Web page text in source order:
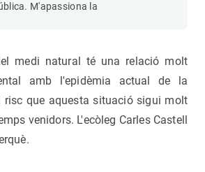
M'apassiona la
medi natural té una relació molt
amb l'epidèmia actual de la
risc que aquesta situació sigui molt
venidors. L'ecòleg Carles Castell